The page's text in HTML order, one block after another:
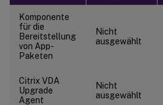
Komponente
für die
Bereitstellung
von App-
Paketen
Nicht
ausgewählt
Citrix VDA
Upgrade
Agent
Nicht
ausgewählt